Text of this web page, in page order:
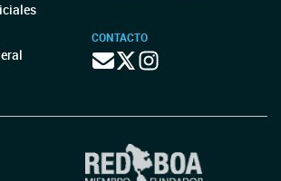
CONTACTO